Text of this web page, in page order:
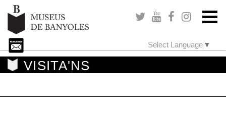
Select Language ▼
VISITA'NS